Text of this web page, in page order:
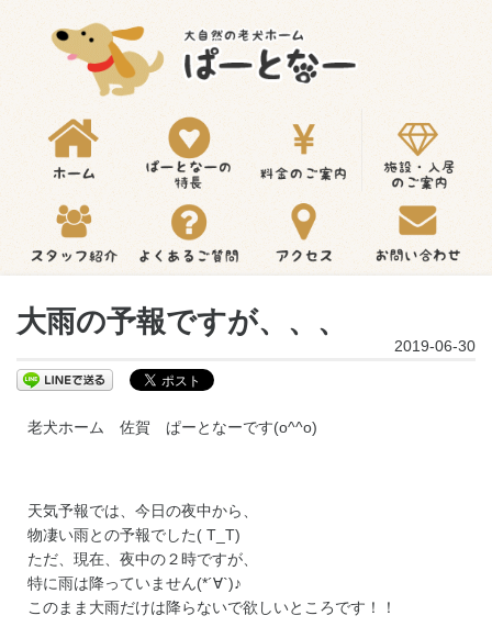
大雨の予報ですが、、、
2019-06-30
老犬ホーム 佐賀 ぱーとなーです(o^^o)
天気予報では、今日の夜中から、
物凄い雨との予報でした( T_T)
ただ、現在、夜中の２時ですが、
特に雨は降っていません(*´∀`)♪
このまま大雨だけは降らないで欲しいところです！！